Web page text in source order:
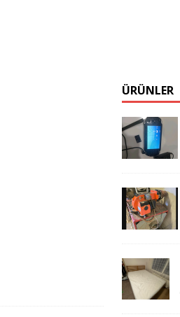
ÜRÜNLER